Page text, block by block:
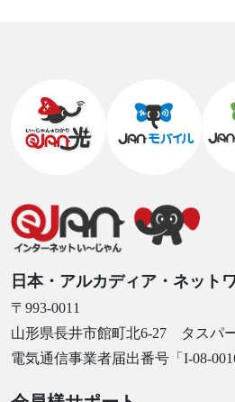
日本・アルカディア・ネット
〒993-0011
山形県長井市館町北6-27 タスパ
電気通信事業者届出番号「I-08-